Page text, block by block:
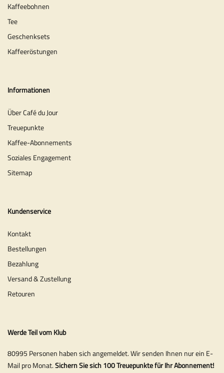
Kaffeebohnen
Tee
Geschenksets
Kaffeeröstungen
Informationen
Über Café du Jour
Treuepunkte
Kaffee-Abonnements
Soziales Engagement
Sitemap
Kundenservice
Kontakt
Bestellungen
Bezahlung
Versand & Zustellung
Retouren
Werde Teil vom Klub
80995 Personen haben sich angemeldet. Wir senden Ihnen nur ein E-
Mail pro Monat.Sichern Sie sich 100 Treuepunkte für Ihr Abonnement!